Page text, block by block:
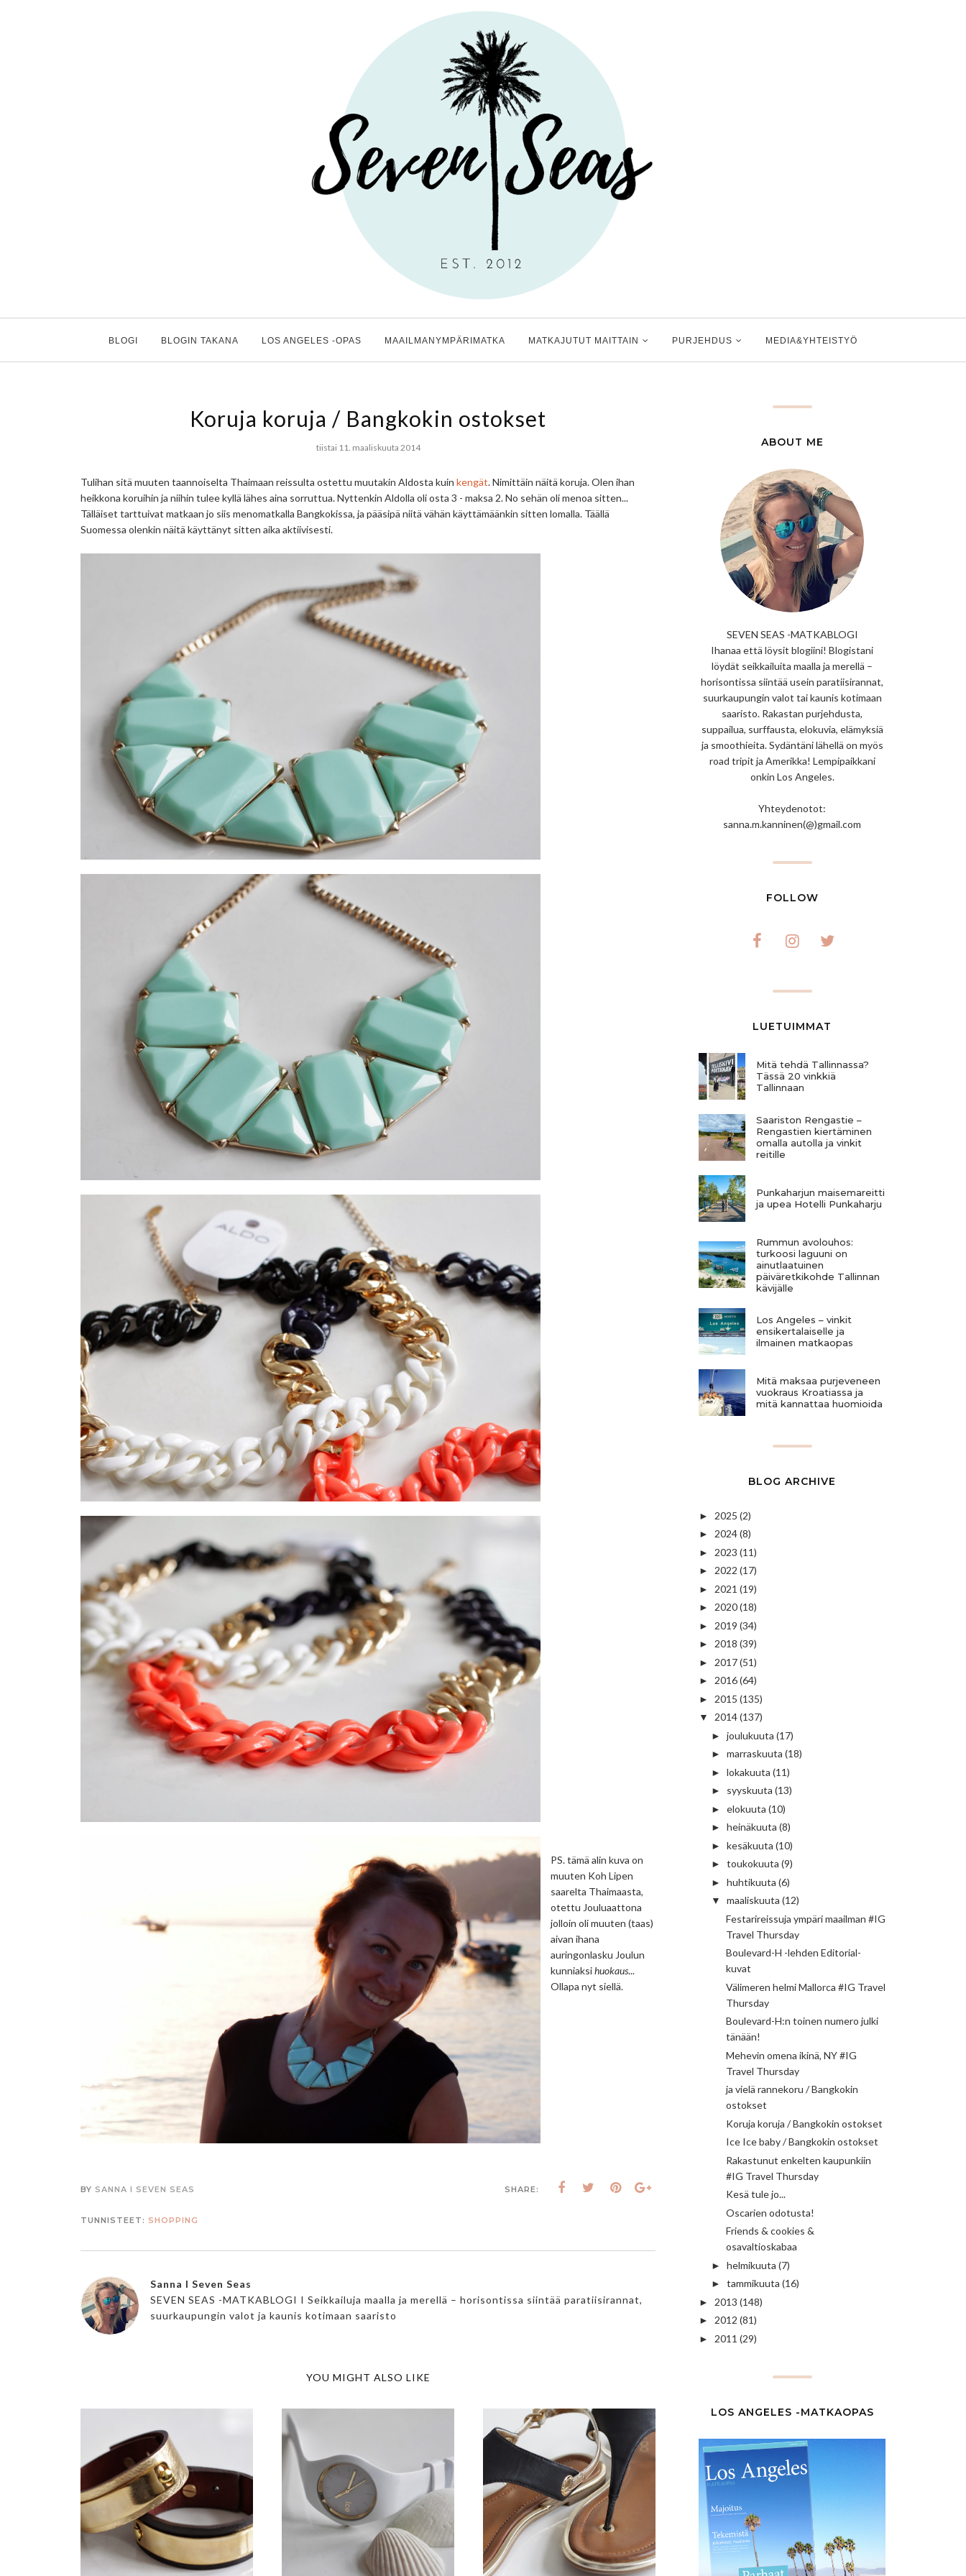
BLOGI BLOGIN TAKANA LOS ANGELES -OPAS MAAILMANYMPÄRIMATKA MATKAJUTUT MAITTAIN PURJEHDUS MEDIA&YHTEISTYÖ
Koruja koruja / Bangkokin ostokset
tiistai 11. maaliskuuta 2014
Tulihan sitä muuten taannoiselta Thaimaan reissulta ostettu muutakin Aldosta kuin kengät. Nimittäin näitä koruja. Olen ihan
heikkona koruihin ja niihin tulee kyllä lähes aina sorruttua. Nyttenkin Aldolla oli osta 3 - maksa 2. No sehän oli menoa sitten...
Tälläiset tarttuivat matkaan jo siis menomatkalla Bangkokissa, ja pääsipä niitä vähän käyttämäänkin sitten lomalla. Täällä
Suomessa olenkin näitä käyttänyt sitten aika aktiivisesti.
PS. tämä alin kuva on
muuten Koh Lipen
saarelta Thaimaasta,
otettu Jouluaattona
jolloin oli muuten (taas)
aivan ihana
auringonlasku Joulun
kunniaksihuokaus...
Ollapa nyt siellä.
BY SANNA I SEVEN SEAS SHARE:
TUNNISTEET: SHOPPING
Sanna I Seven Seas
SEVEN SEAS -MATKABLOGI I Seikkailuja maalla ja merellä – horisontissa siintää paratiisirannat,
suurkaupungin valot ja kaunis kotimaan saaristo
YOU MIGHT ALSO LIKE
ABOUT ME
SEVEN SEAS -MATKABLOGI
Ihanaa että löysit blogiini! Blogistani
löydät seikkailuita maalla ja merellä –
horisontissa siintää usein paratiisirannat,
suurkaupungin valot tai kaunis kotimaan
saaristo. Rakastan purjehdusta,
suppailua, surffausta, elokuvia, elämyksiä
ja smoothieita. Sydäntäni lähellä on myös
road tripit ja Amerikka! Lempipaikkani
onkin Los Angeles.
Yhteydenotot:
sanna.m.kanninen(@)gmail.com
FOLLOW
LUETUIMMAT
Mitä tehdä Tallinnassa?
Tässä 20 vinkkiä
Tallinnaan
Saariston Rengastie –
Rengastien kiertäminen
omalla autolla ja vinkit
reitille
Punkaharjun maisemareitti
ja upea Hotelli Punkaharju
Rummun avolouhos:
turkoosi laguuni on
ainutlaatuinen
päiväretkikohde Tallinnan
kävijälle
Los Angeles – vinkit
ensikertalaiselle ja
ilmainen matkaopas
Mitä maksaa purjeveneen
vuokraus Kroatiassa ja
mitä kannattaa huomioida
BLOG ARCHIVE
► 2025 (2)
► 2024(8)
► 2023 (11)
► 2022 (17)
► 2021 (19)
► 2020(18)
► 2019 (34)
► 2018 (39)
► 2017(51)
► 2016(64)
► 2015 (135)
▼ 2014(137)
► joulukuuta (17)
► marraskuuta (18)
► lokakuuta (11)
► syyskuuta (13)
► elokuuta (10)
► heinäkuuta (8)
► kesäkuuta (10)
► toukokuuta (9)
► huhtikuuta (6)
▼ maaliskuuta (12)
Festarireissuja ympäri maailman #IG
Travel Thursday
Boulevard-H -lehden Editorial-
kuvat
Välimeren helmi Mallorca #IG Travel
Thursday
Boulevard-H:n toinen numero julki
tänään!
Mehevin omena ikinä, NY #IG
Travel Thursday
ja vielä rannekoru / Bangkokin
ostokset
Koruja koruja / Bangkokin ostokset
Ice Ice baby / Bangkokin ostokset
Rakastunut enkelten kaupunkiin
#IG Travel Thursday
Kesä tule jo...
Oscarien odotusta!
Friends & cookies &
osavaltioskabaa
► helmikuuta (7)
► tammikuuta (16)
► 2013 (148)
► 2012 (81)
► 2011 (29)
LOS ANGELES -MATKAOPAS